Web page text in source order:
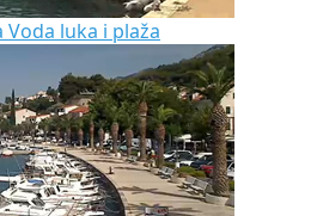
Voda luka i plaža